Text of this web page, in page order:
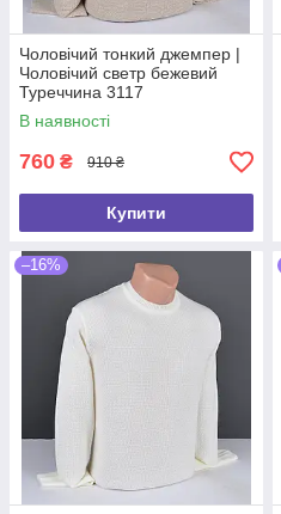
Чоловічий тонкий джемпер |
Чоловічий светр бежевий
Туреччина 3117
В наявності
760 ₴ 910 ₴
Купити
–16%